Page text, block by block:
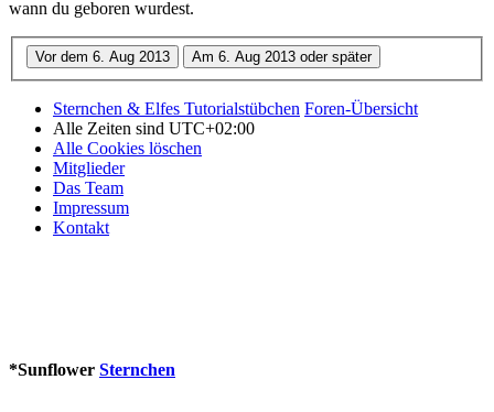
wann du geboren wurdest.
Sternchen & Elfes Tutorialstübchen Foren-Übersicht
Alle Zeiten sind UTC+02:00
Alle Cookies löschen
Mitglieder
Das Team
Impressum
Kontakt
*Sunflower Sternchen